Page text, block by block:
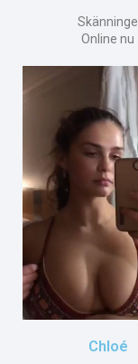
Skänninge
Online nu
Chloé